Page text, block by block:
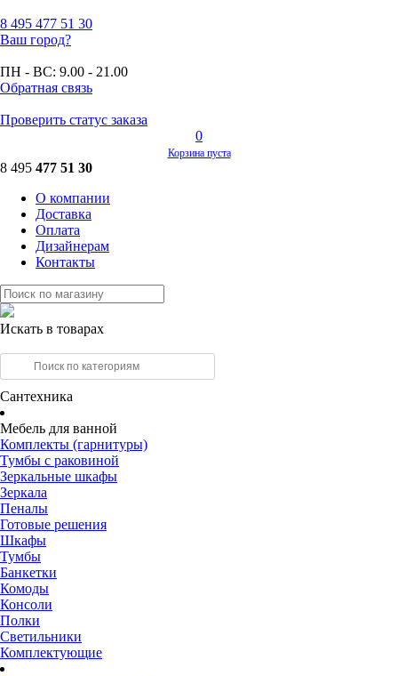
8 495 477 51 30
Ваш город?
ПН - ВС: 9.00 - 21.00
Обратная связь
Проверить статус заказа
0
Корзина пуста
8 495 477 51 30
О компании
Доставка
Оплата
Дизайнерам
Контакты
Искать в товарах
Сантехника
Мебель для ванной
Комплекты (гарнитуры)
Тумбы с раковиной
Зеркальные шкафы
Зеркала
Пеналы
Готовые решения
Шкафы
Тумбы
Банкетки
Комоды
Консоли
Полки
Светильники
Комплектующие